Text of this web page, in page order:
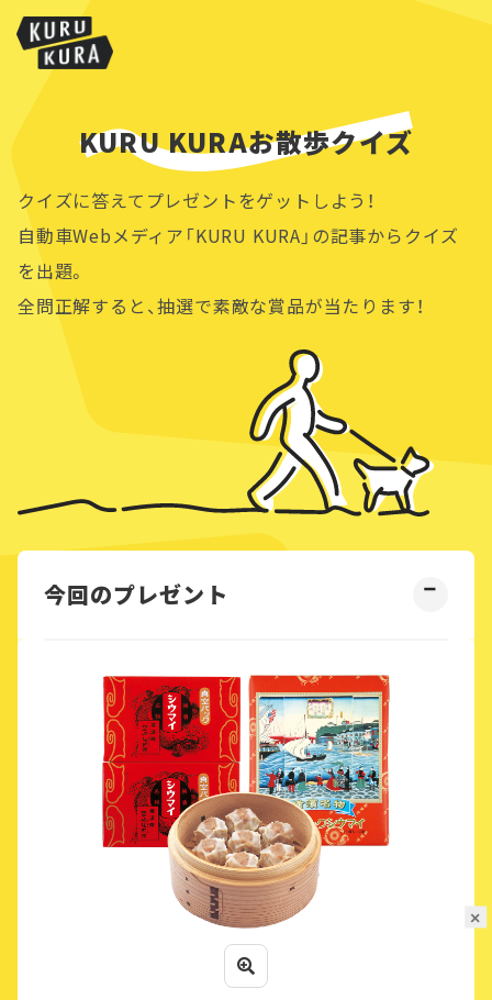
KURU KURAお散歩クイズ
クイズに答えてプレゼントをゲットしよう！
自動車Webメディア「KURU KURA」の記事からクイズ
を出題。
全問正解すると、抽選で素敵な賞品が当たります！
今回のプレゼント
×